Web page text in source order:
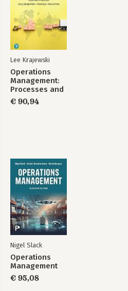
Lee Krajewski
Operations
Management:
Processes and
Supply Chains,
Global Edition
€ 90,94
Nigel Slack
Operations
Management
€ 95,08